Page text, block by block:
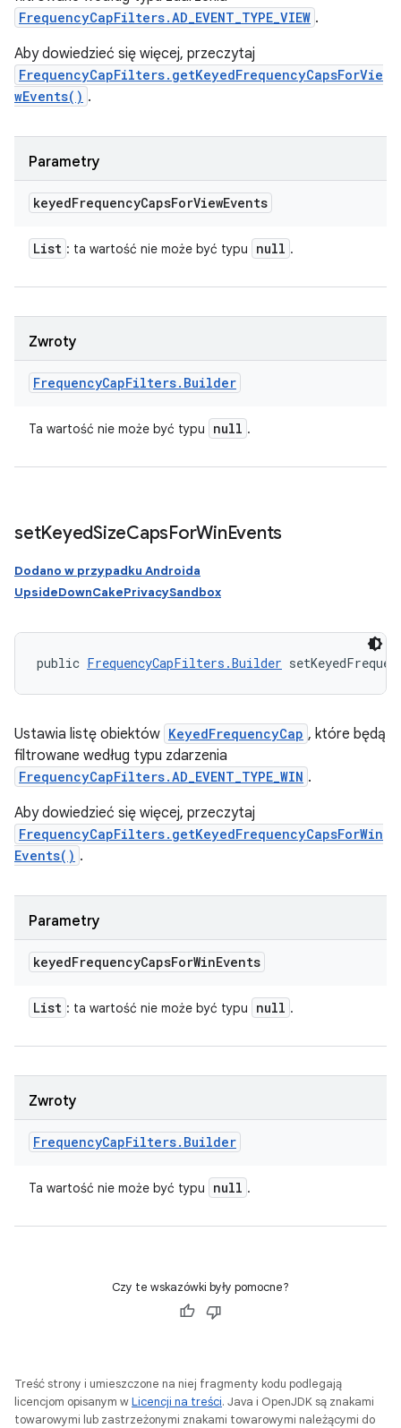
FrequencyCapFilters.AD_EVENT_TYPE_VIEW .
Aby dowiedzieć się więcej, przeczytaj
FrequencyCapFilters.getKeyedFrequencyCapsForVie
wEvents() .
Parametry
keyedFrequencyCapsForViewEvents
List : ta wartość nie może być typu null .
Zwroty
FrequencyCapFilters. Builder
Ta wartość nie może być typu null .
setKeyedSizeCapsForWinEvents
Dodano w przypadku Androida
UpsideDownCakePrivacySandbox
public FrequencyCapFilters.Builder
Ustawia listę obiektów KeyedFrequencyCap , które będą
filtrowane według typu zdarzenia
FrequencyCapFilters.AD_EVENT_TYPE_WIN .
Aby dowiedzieć się więcej, przeczytaj
FrequencyCapFilters.getKeyedFrequencyCapsForWin
Events() .
Parametry
keyedFrequencyCapsForWinEvents
List : ta wartość nie może być typu null .
Zwroty
FrequencyCapFilters. Builder
Ta wartość nie może być typu null .
Czy te wskazówki były pomocne?
Treść strony i umieszczone na niej fragmenty kodu podlegają
licencjom opisanym wLicencji na treści. Java i OpenJDK są znakami
towarowymi lub zastrzeżonymi znakami towarowymi należącymi do